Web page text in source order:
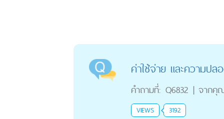
ค่าใช้จ่าย และความปล
คำถามที่: Q6832 | จากคุ
VIEWS 3192